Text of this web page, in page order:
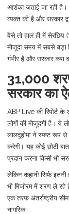
आशंका जताई जा रही है।
व्यक्त की है और सरकार
वैसे तो हाल ही में
मौजूदा समय में सबसे बड़ा
गंभीर है और सरकार क्या
31,000
सरकार का
ABP Live की रिपोर्ट
लोगों की मौजूदगी है। ये
लालदुहोमा ने स्पष्ट रूप से
करेगी। यह कोई छोटी
प्रदान करना किसी भी
लेकिन कहानी सिर्फ
भी मिजोरम में शरण ले रहे
एक तरफ अंतर्राष्ट्रीय
नागरिक।